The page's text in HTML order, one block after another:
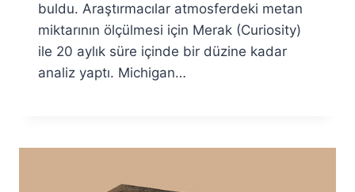
buldu. Araştırmacılar atmosferdeki metan
miktarının ölçülmesi için Merak (Curiosity)
ile 20 aylık süre içinde bir düzine kadar
analiz yaptı. Michigan…